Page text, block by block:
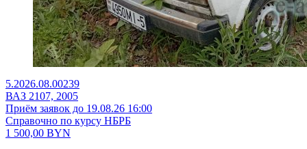
5.2026.08.00239
ВАЗ 2107, 2005
Приём заявок до 19.08.26 16:00
Справочно по курсу НБРБ
1 500,00 BYN